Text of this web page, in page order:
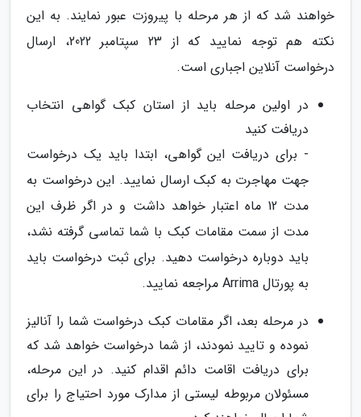
خواهند شد که از هر مرحله با پیروزت عبور نمایند. به این
نکته هم توجه نمایید که از 23 سپتامبر 2022، ارسال
درخواست آنلاین اجباری است.
در اولین مرحله باید از استان کبک گواهی انتخاب
دریافت کنید
- برای دریافت این گواهی، ابتدا باید یک درخواست
جهت مهاجرت به کبک ارسال نمایید. این درخواست به
مدت 12 ماه اعتبار خواهد داشت و در اگر ظرف این
مدت از سمت مقامات کبک با شما تماسی گرفته نشد،
باید دوباره درخواست دهید. برای ثبت درخواست باید
به پورتال Arrima مراجعه نمایید.
در مرحله بعد، اگر مقامات کبک درخواست شما را آنالیز
نموده و تایید نمودند، از شما درخواست خواهد شد که
برای دریافت اقامت دائم اقدام کنید. در این مرحله،
مسئولان مربوطه لیستی از مدارک مورد احتیاج را برای